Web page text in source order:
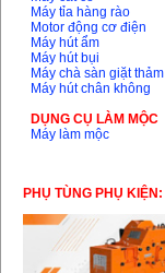
Máy tỉa hàng rào
Motor động cơ điện
Máy hút ẩm
Máy hút bụi
Máy chà sàn giặt thảm
Máy hút chân không
DỤNG CỤ LÀM MỘC
Máy làm mộc
PHỤ TÙNG PHỤ KIỆN: